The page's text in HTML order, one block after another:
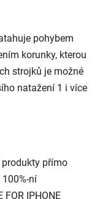
pohybem
korunky, kterou
strojků je možné
natažení 1 i více
produkty přímo
ní
IPHONE